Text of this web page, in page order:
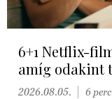
6+1 Netflix-
amíg odakint
2026.08.05. 6